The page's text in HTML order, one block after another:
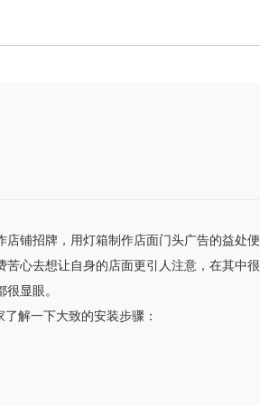
铺招牌，用灯箱制作店面门头广告的益处便
心去想让自身的店面更引人注意，在其中很
显眼。
解一下大致的安装步骤：